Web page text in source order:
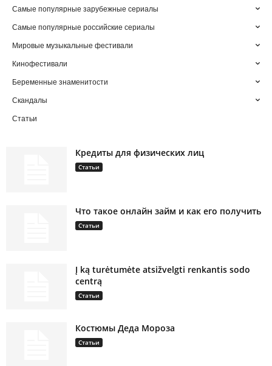
Самые популярные зарубежные сериалы
Самые популярные российские сериалы
Мировые музыкальные фестивали
Кинофестивали
Беременные знаменитости
Скандалы
Статьи
Кредиты для физических лиц
Статьи
Что такое онлайн займ и как его получить
Статьи
Į ką turėtumėte atsižvelgti renkantis sodo
centrą
Статьи
Костюмы Деда Мороза
Статьи